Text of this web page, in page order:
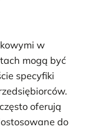
w
mogą być
specyfiki
oferują
do